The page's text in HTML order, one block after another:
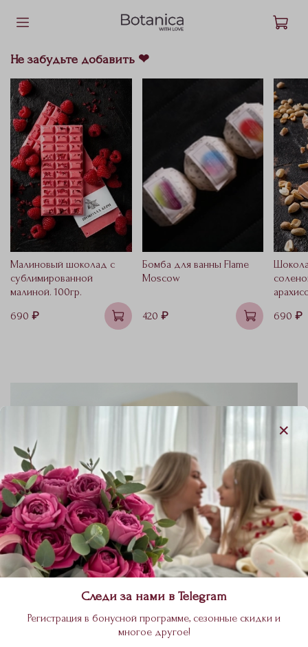
Не забудьте добавить ❤
Малиновый шоколад с
сублимированной
малиной. 100гр.
690 ₽
Бомба для ванны Flame
Moscow
420 ₽
690 ₽
Следи за нами в Telegram
Регистрация в бонусной программе, сезонные скидки и
многое другое!